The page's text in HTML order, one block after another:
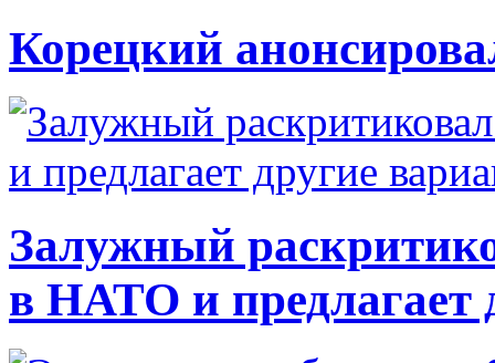
Корецкий
Залужный
в НАТО и предлагает